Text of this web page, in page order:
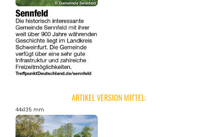
ARTIKEL VERSION MITTEL:
44x135 mm